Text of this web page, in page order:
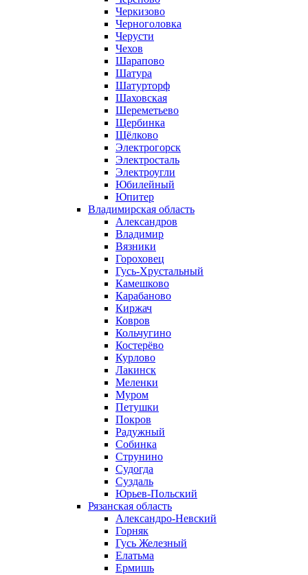
Черкизово
Черноголовка
Черусти
Чехов
Шарапово
Шатура
Шатурторф
Шаховская
Шереметьево
Щербинка
Щёлково
Электрогорск
Электросталь
Электроугли
Юбилейный
Юпитер
Владимирская область
Александров
Владимир
Вязники
Гороховец
Гусь-Хрустальный
Камешково
Карабаново
Киржач
Ковров
Кольчугино
Костерёво
Курлово
Лакинск
Меленки
Муром
Петушки
Покров
Радужный
Собинка
Струнино
Судогда
Суздаль
Юрьев-Польский
Рязанская область
Александро-Невский
Горняк
Гусь Железный
Елатьма
Ермишь